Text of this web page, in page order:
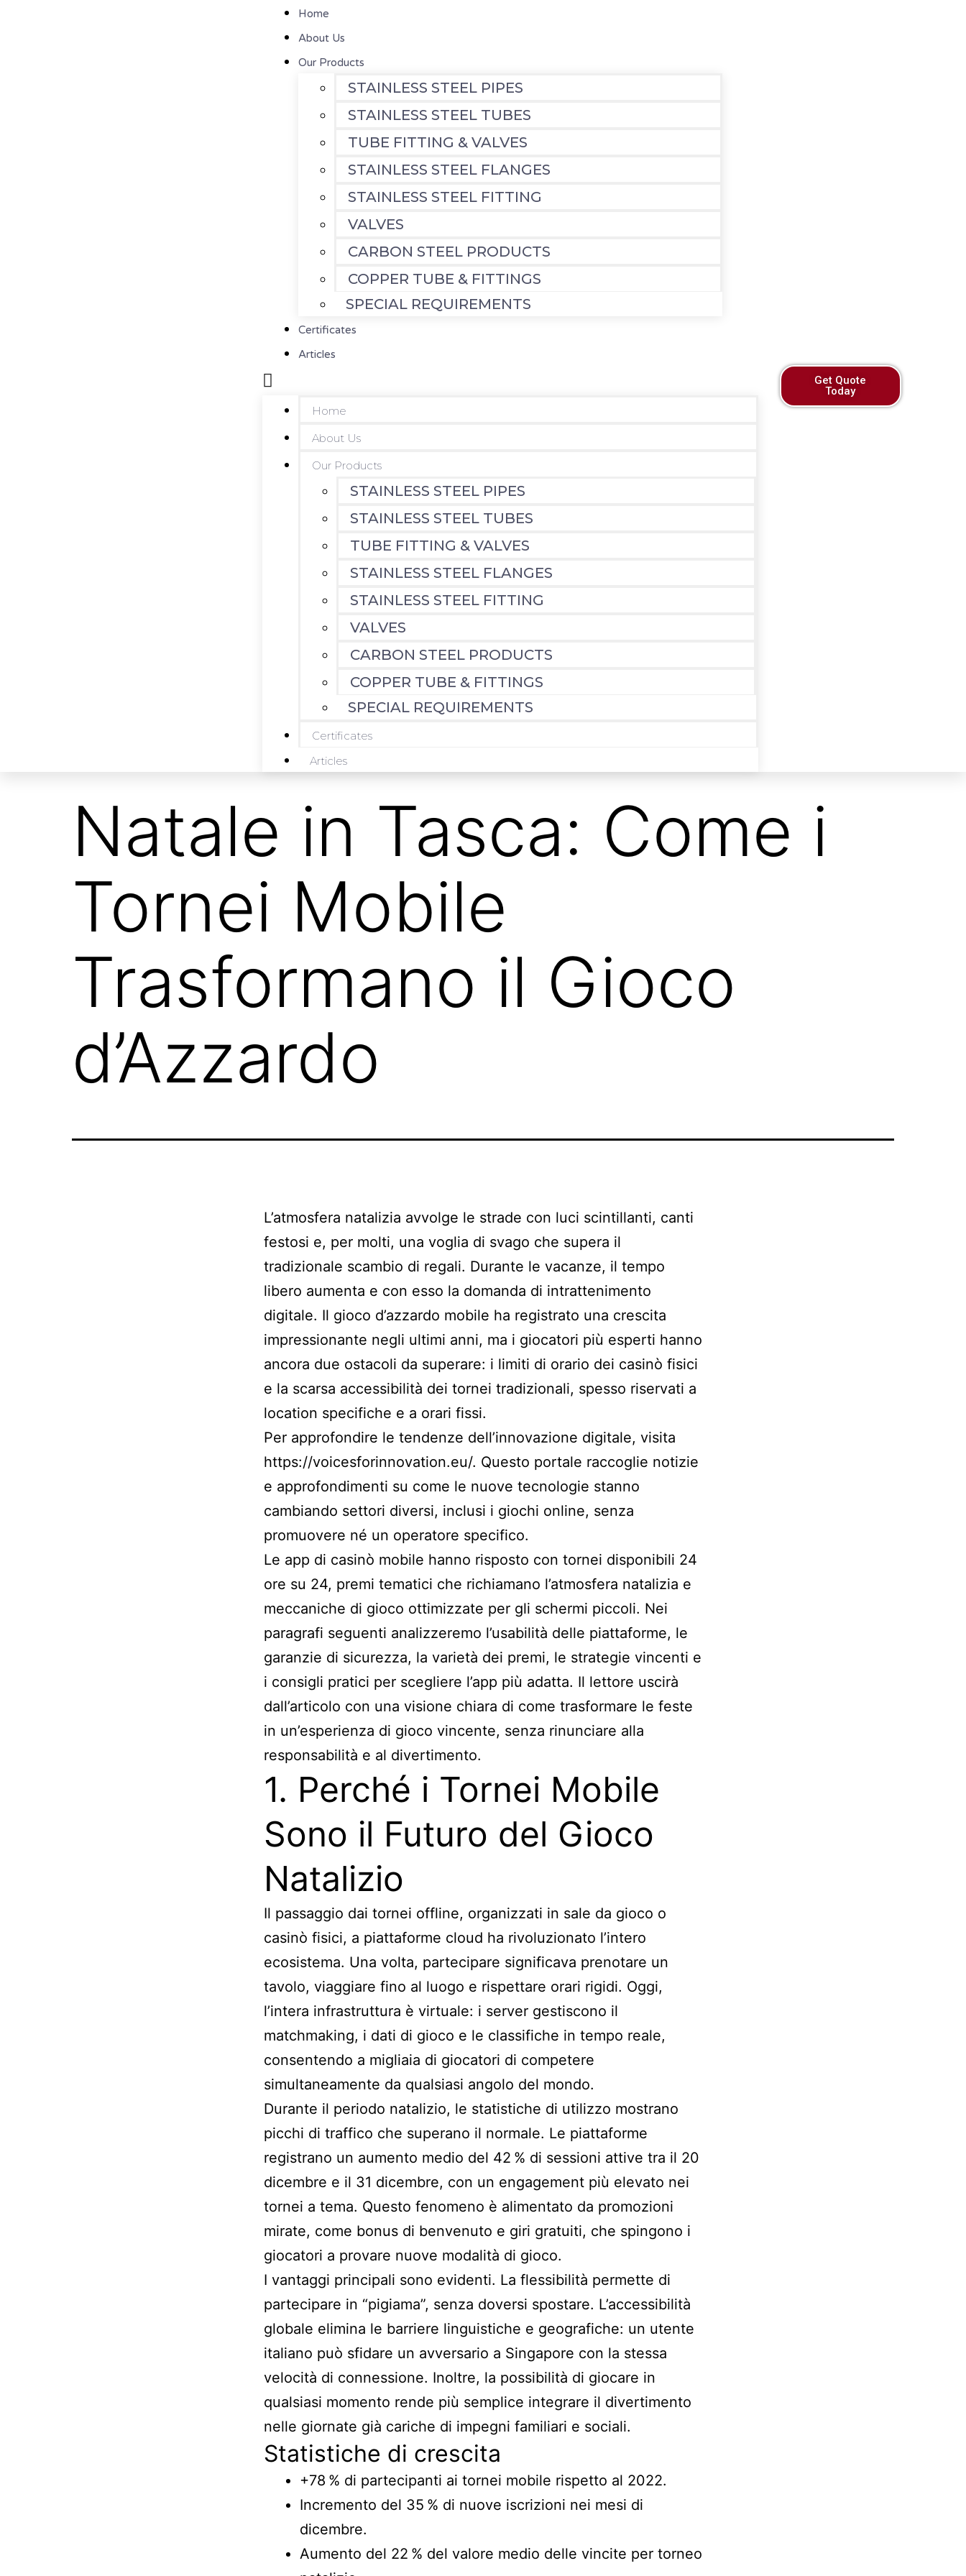
Home
About Us
Our Products
STAINLESS STEEL PIPES
STAINLESS STEEL TUBES
TUBE FITTING & VALVES
STAINLESS STEEL FLANGES
STAINLESS STEEL FITTING
VALVES
CARBON STEEL PRODUCTS
COPPER TUBE & FITTINGS
SPECIAL REQUIREMENTS
Certificates
Articles
Home
About Us
Our Products
STAINLESS STEEL PIPES
STAINLESS STEEL TUBES
TUBE FITTING & VALVES
STAINLESS STEEL FLANGES
STAINLESS STEEL FITTING
VALVES
CARBON STEEL PRODUCTS
COPPER TUBE & FITTINGS
SPECIAL REQUIREMENTS
Certificates
Articles
Get Quote
Today
Natale in Tasca: Come i
Tornei Mobile
Trasformano il Gioco
d’Azzardo
L’atmosfera natalizia avvolge le strade con luci scintillanti, canti
festosi e, per molti, una voglia di svago che supera il
tradizionale scambio di regali. Durante le vacanze, il tempo
libero aumenta e con esso la domanda di intrattenimento
digitale. Il gioco d’azzardo mobile ha registrato una crescita
impressionante negli ultimi anni, ma i giocatori più esperti hanno
ancora due ostacoli da superare: i limiti di orario dei casinò fisici
e la scarsa accessibilità dei tornei tradizionali, spesso riservati a
location specifiche e a orari fissi.
Per approfondire le tendenze dell’innovazione digitale, visita
https://voicesforinnovation.eu/. Questo portale raccoglie notizie
e approfondimenti su come le nuove tecnologie stanno
cambiando settori diversi, inclusi i giochi online, senza
promuovere né un operatore specifico.
Le app di casinò mobile hanno risposto con tornei disponibili 24
ore su 24, premi tematici che richiamano l’atmosfera natalizia e
meccaniche di gioco ottimizzate per gli schermi piccoli. Nei
paragrafi seguenti analizzeremo l’usabilità delle piattaforme, le
garanzie di sicurezza, la varietà dei premi, le strategie vincenti e
i consigli pratici per scegliere l’app più adatta. Il lettore uscirà
dall’articolo con una visione chiara di come trasformare le feste
in un’esperienza di gioco vincente, senza rinunciare alla
responsabilità e al divertimento.
1. Perché i Tornei Mobile
Sono il Futuro del Gioco
Natalizio
Il passaggio dai tornei offline, organizzati in sale da gioco o
casinò fisici, a piattaforme cloud ha rivoluzionato l’intero
ecosistema. Una volta, partecipare significava prenotare un
tavolo, viaggiare fino al luogo e rispettare orari rigidi. Oggi,
l’intera infrastruttura è virtuale: i server gestiscono il
matchmaking, i dati di gioco e le classifiche in tempo reale,
consentendo a migliaia di giocatori di competere
simultaneamente da qualsiasi angolo del mondo.
Durante il periodo natalizio, le statistiche di utilizzo mostrano
picchi di traffico che superano il normale. Le piattaforme
registrano un aumento medio del 42 % di sessioni attive tra il 20
dicembre e il 31 dicembre, con un engagement più elevato nei
tornei a tema. Questo fenomeno è alimentato da promozioni
mirate, come bonus di benvenuto e giri gratuiti, che spingono i
giocatori a provare nuove modalità di gioco.
I vantaggi principali sono evidenti. La flessibilità permette di
partecipare in “pigiama”, senza doversi spostare. L’accessibilità
globale elimina le barriere linguistiche e geografiche: un utente
italiano può sfidare un avversario a Singapore con la stessa
velocità di connessione. Inoltre, la possibilità di giocare in
qualsiasi momento rende più semplice integrare il divertimento
nelle giornate già cariche di impegni familiari e sociali.
Statistiche di crescita
+78 % di partecipanti ai tornei mobile rispetto al 2022.
Incremento del 35 % di nuove iscrizioni nei mesi di
dicembre.
Aumento del 22 % del valore medio delle vincite per torneo